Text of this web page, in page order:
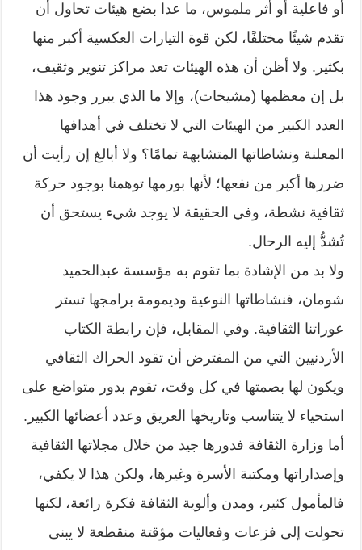
أو فاعلية أو أثر ملموس، ما عدا بضع هيئات تحاول أن
تقدم شيئًا مختلفًا، لكن قوة التيارات العكسية أكبر منها
بكثير. ولا أظن أن هذه الهيئات تعد مراكز تنوير وثقيف،
بل إن معظمها (مشيخات)، وإلا ما الذي يبرر وجود هذا
العدد الكبير من الهيئات التي لا تختلف في أهدافها
المعلنة ونشاطاتها المتشابهة تمامًا؟ ولا أبالغ إن رأيت أن
ضررها أكبر من نفعها؛ لأنها بورمها توهمنا بوجود حركة
ثقافية نشطة، وفي الحقيقة لا يوجد شيء يستحق أن
تُشدُّ إليه الرحال.
ولا بد من الإشادة بما تقوم به مؤسسة عبدالحميد
شومان، فنشاطاتها النوعية وديمومة برامجها تستر
عوراتنا الثقافية. وفي المقابل، فإن رابطة الكتاب
الأردنيين التي من المفترض أن تقود الحراك الثقافي
ويكون لها بصمتها في كل وقت، تقوم بدور متواضع على
استحياء لا يتناسب وتاريخها العريق وعدد أعضائها الكبير.
أما وزارة الثقافة فدورها جيد من خلال مجلاتها الثقافية
وإصداراتها ومكتبة الأسرة وغيرها، ولكن هذا لا يكفي،
فالمأمول كثير، ومدن وألوية الثقافة فكرة رائعة، لكنها
تحولت إلى فزعات وفعاليات مؤقتة منقطعة لا يبنى